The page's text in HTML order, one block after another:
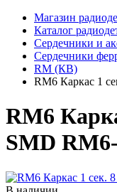
Магазин
Каталог
Сердечники и
Сердечники
RM (КВ)
RM6 Каркас 1
RM6
SMD